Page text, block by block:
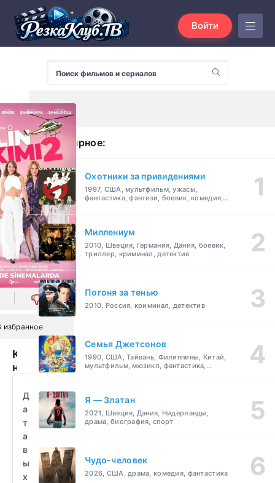
Войти
0
избранное
Команда
невесты
(2025)
смотреть
бесплатно
Д
а
т
а
в
ы
х
Популярное:
Охотники за привидениями
1997, США, мультфильм, ужасы,
фантастика, фэнтези, боевик, комедия,
Миллениум
2010, Швеция, Германия, Дания, боевик,
триллер, криминал, детектив
Погоня за тенью
2010, Россия, криминал, детектив
Семья Джетсонов
1990, США, Тайвань, Филиппины, Китай,
мультфильм, мюзикл, фантастика,
Я — Златан
2021, Швеция, Дания, Нидерланды,
драма, биография, спорт
Чудо-человек
2026, США, драма, комедия, фантастика